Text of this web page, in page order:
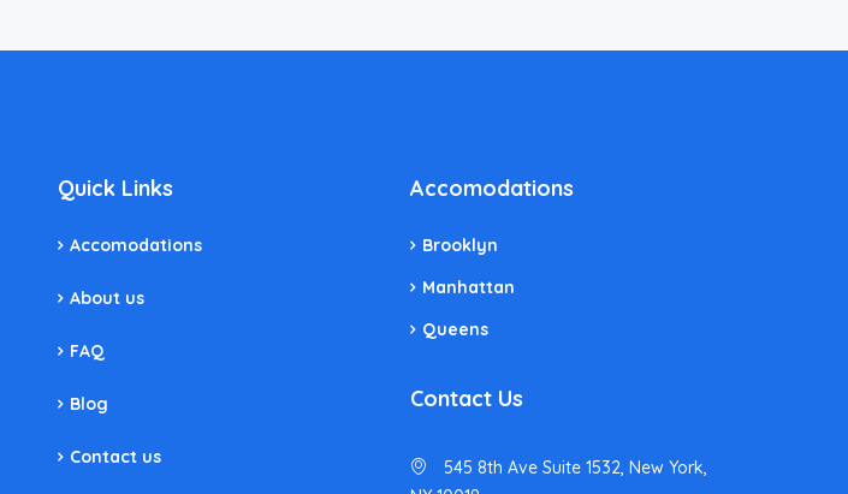
Quick Links
Accomodations
About us
FAQ
Blog
Contact us
Accomodations
Brooklyn
Manhattan
Queens
Contact Us
545 8th Ave Suite 1532, New York,